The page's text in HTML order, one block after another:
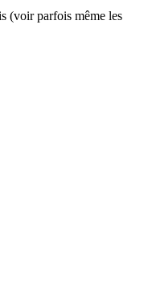
(voir parfois même les